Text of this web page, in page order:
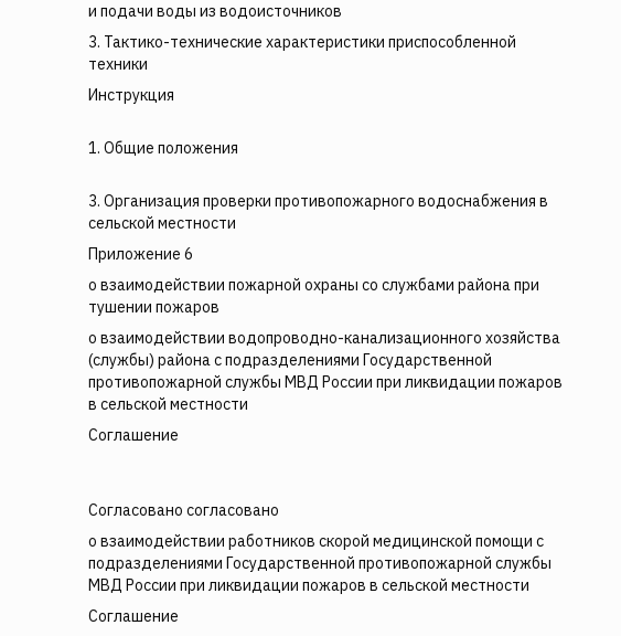
и подачи воды из водоисточников
3. Тактико-технические характеристики приспособленной
техники
Инструкция
1. Общие положения
3. Организация проверки противопожарного водоснабжения в
сельской местности
Приложение 6
о взаимодействии пожарной охраны со службами района при
тушении пожаров
о взаимодействии водопроводно-канализационного хозяйства
(службы) района с подразделениями Государственной
противопожарной службы МВД России при ликвидации пожаров
в сельской местности
Соглашение
Согласовано согласовано
о взаимодействии работников скорой медицинской помощи с
подразделениями Государственной противопожарной службы
МВД России при ликвидации пожаров в сельской местности
Соглашение